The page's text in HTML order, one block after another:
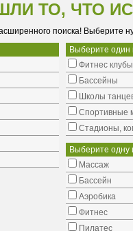
ТО, ЧТО
поиска! Выберите
Выберите
Фитнес клубы
Бассейны
Школы
Cпортивные
Стадионы,
Выберите одну
Массаж
Бассейн
Аэробика
Фитнес
Пилатес